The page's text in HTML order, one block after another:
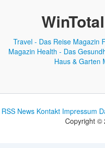
Travel - Das Reise Magazin
Magazin Health - Das
Haus & Garten
RSS News Kontakt Impressum
Copyright ©